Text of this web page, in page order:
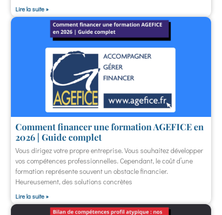
Lire la suite »
Comment financer une formation AGEFICE en
2026 | Guide complet
Vous dirigez votre propre entreprise. Vous souhaitez développer
vos compétences professionnelles. Cependant, le coût d’une
formation représente souvent un obstacle financier.
Heureusement, des solutions concrètes
Lire la suite »